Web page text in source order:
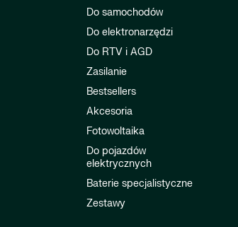
Do samochodów
Do elektronarzędzi
Do RTV i AGD
Zasilanie
Bestsellers
Akcesoria
Fotowoltaika
Do pojazdów
elektrycznych
Baterie specjalistyczne
Zestawy